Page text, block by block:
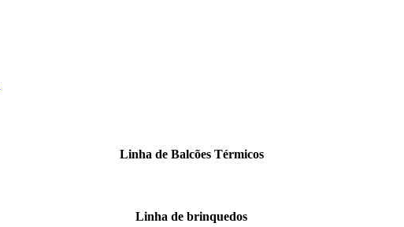
Linha de Balcões Térmicos
Linha de brinquedos